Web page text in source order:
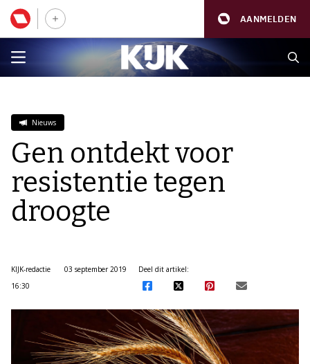
AANMELDEN
Nieuws
Gen ontdekt voor
resistentie tegen
droogte
KIJK-redactie
03 september 2019
16:30
Deel dit artikel: